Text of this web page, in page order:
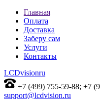
Главная
Оплата
Доставка
Заберу сам
Услуги
Контакты
LCDvisionru
+7 (499) 755-59-88; +7
support@lcdvision.ru